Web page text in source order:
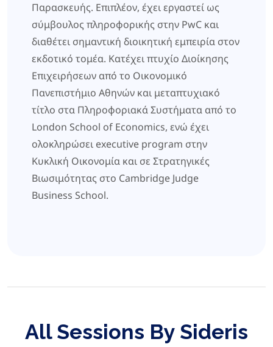
Παρασκευής. Επιπλέον, έχει εργαστεί ως
σύμβουλος πληροφορικής στην PwC και
διαθέτει σημαντική διοικητική εμπειρία στον
εκδοτικό τομέα. Κατέχει πτυχίο Διοίκησης
Επιχειρήσεων από το Οικονομικό
Πανεπιστήμιο Αθηνών και μεταπτυχιακό
τίτλο στα Πληροφοριακά Συστήματα από το
London School of Economics, ενώ έχει
ολοκληρώσει executive program στην
Κυκλική Οικονομία και σε Στρατηγικές
Βιωσιμότητας στο Cambridge Judge
Business School.
All Sessions By Sideris